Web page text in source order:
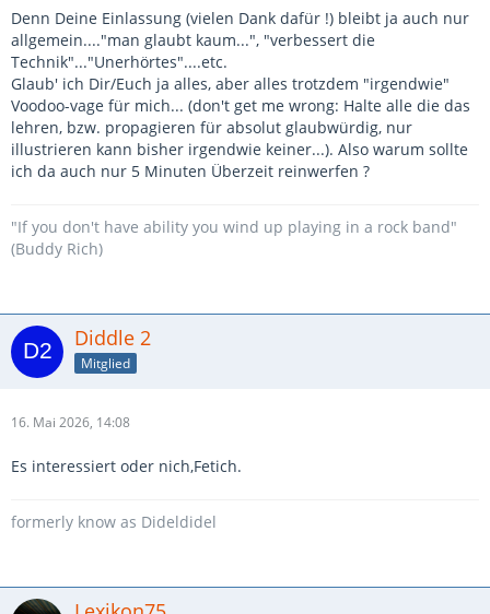
Mit CR eröffnet sich ein eigener Kosmos.
Den bekommt man aber nicht geschenkt,
sondern muss man sich erarbeiten.
fwdrums
Denn Deine Einlassung (vielen Dank dafür !) bleibt ja auch nur
allgemein...."man glaubt kaum...", "verbessert die
Technik"..."Unerhörtes"....etc.
Glaub' ich Dir/Euch ja alles, aber alles trotzdem "irgendwie"
Voodoo-vage für mich... (don't get me wrong: Halte alle die das
lehren, bzw. propagieren für absolut glaubwürdig, nur
illustrieren kann bisher irgendwie keiner...). Also warum sollte
ich da auch nur 5 Minuten Überzeit reinwerfen ?
"If you don't have ability you wind up playing in a rock band"
(Buddy Rich)
Diddle 2
Mitglied
16. Mai 2026, 14:08
Es interessiert oder nich,Fetich.
formerly know as Dideldidel